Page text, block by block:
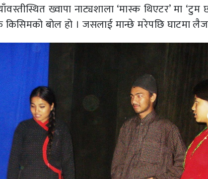
ख्वापा नाट्यशाला ‘मास्क थिएटर’ मा
बोल हो । जसलाई मान्छे मरेपछि घाटमा